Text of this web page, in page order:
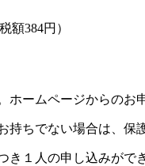
額384円）
ームページからのお
ちでない場合は、保
１人の申し込みがで